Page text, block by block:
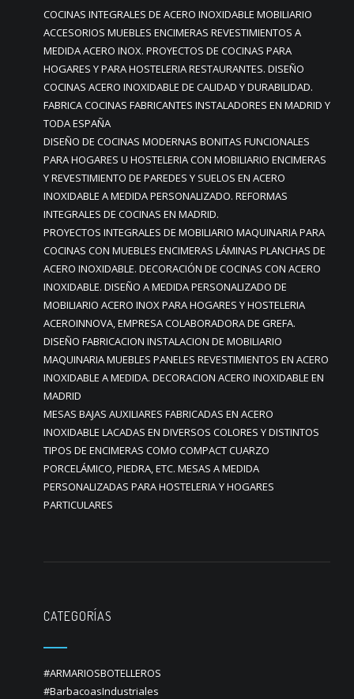
COCINAS INTEGRALES DE ACERO INOXIDABLE MOBILIARIO
ACCESORIOS MUEBLES ENCIMERAS REVESTIMIENTOS A
MEDIDA ACERO INOX. PROYECTOS DE COCINAS PARA
HOGARES Y PARA HOSTELERIA RESTAURANTES. DISEÑO
COCINAS ACERO INOXIDABLE DE CALIDAD Y DURABILIDAD.
FABRICA COCINAS FABRICANTES INSTALADORES EN MADRID Y
TODA ESPAÑA
DISEÑO DE COCINAS MODERNAS BONITAS FUNCIONALES
PARA HOGARES U HOSTELERIA CON MOBILIARIO ENCIMERAS
Y REVESTIMIENTO DE PAREDES Y SUELOS EN ACERO
INOXIDABLE A MEDIDA PERSONALIZADO. REFORMAS
INTEGRALES DE COCINAS EN MADRID.
PROYECTOS INTEGRALES DE MOBILIARIO MAQUINARIA PARA
COCINAS CON MUEBLES ENCIMERAS LÁMINAS PLANCHAS DE
ACERO INOXIDABLE. DECORACIÓN DE COCINAS CON ACERO
INOXIDABLE. DISEÑO A MEDIDA PERSONALIZADO DE
MOBILIARIO ACERO INOX PARA HOGARES Y HOSTELERIA
ACEROINNOVA, EMPRESA COLABORADORA DE GREFA.
DISEÑO FABRICACION INSTALACION DE MOBILIARIO
MAQUINARIA MUEBLES PANELES REVESTIMIENTOS EN ACERO
INOXIDABLE A MEDIDA. DECORACION ACERO INOXIDABLE EN
MADRID
MESAS BAJAS AUXILIARES FABRICADAS EN ACERO
INOXIDABLE LACADAS EN DIVERSOS COLORES Y DISTINTOS
TIPOS DE ENCIMERAS COMO COMPACT CUARZO
PORCELÁMICO, PIEDRA, ETC. MESAS A MEDIDA
PERSONALIZADAS PARA HOSTELERIA Y HOGARES
PARTICULARES
CATEGORÍAS
#ARMARIOSBOTELLEROS
#BarbacoasIndustriales